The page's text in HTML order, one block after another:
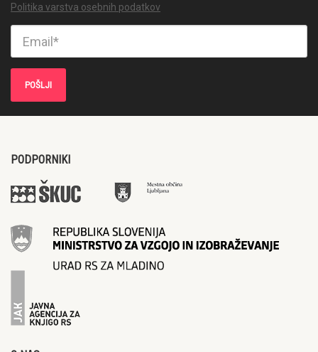
Politika varstva osebnih podatkov
PODPORNIKI